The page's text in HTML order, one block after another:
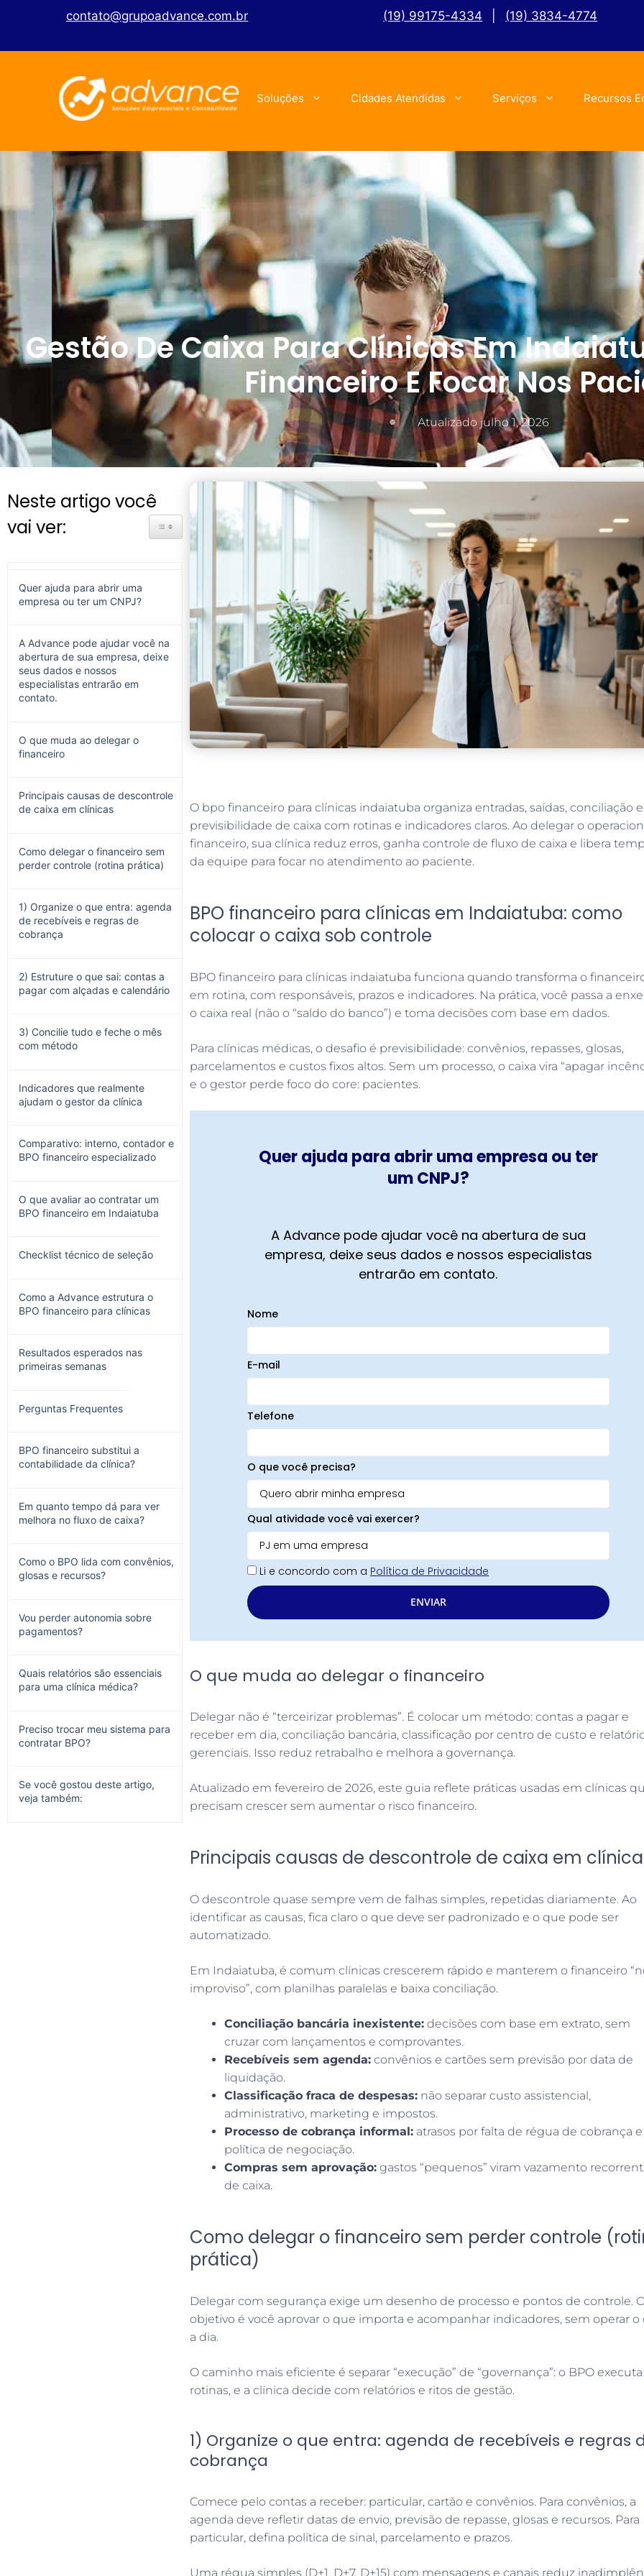
contato@grupoadvance.com.br (19) 99175-4334 (19) 3834-4774
Soluções Cidades Atendidas Serviços Recursos
Gestão De Caixa Para Clínicas Em
Financeiro E Focar Nos
Atualizado julho 1, 2026
Neste artigo você
vai ver:
Toggle Table of Content
Quer ajuda para abrir uma
empresa ou ter um CNPJ?
A Advance pode ajudar você na
abertura de sua empresa, deixe
seus dados e nossos
especialistas entrarão em
contato.
O que muda ao delegar o
financeiro
Principais causas de descontrole
de caixa em clínicas
Como delegar o financeiro sem
perder controle (rotina prática)
1) Organize o que entra: agenda
de recebíveis e regras de
cobrança
2) Estruture o que sai: contas a
pagar com alçadas e calendário
3) Concilie tudo e feche o mês
com método
Indicadores que realmente
ajudam o gestor da clínica
Comparativo: interno, contador e
BPO financeiro especializado
O que avaliar ao contratar um
BPO financeiro em Indaiatuba
Checklist técnico de seleção
Como a Advance estrutura o
BPO financeiro para clínicas
Resultados esperados nas
primeiras semanas
Perguntas Frequentes
BPO financeiro substitui a
contabilidade da clínica?
Em quanto tempo dá para ver
melhora no fluxo de caixa?
Como o BPO lida com convênios,
glosas e recursos?
Vou perder autonomia sobre
pagamentos?
Quais relatórios são essenciais
para uma clínica médica?
Preciso trocar meu sistema para
contratar BPO?
Se você gostou deste artigo,
veja também:
O bpo financeiro para clínicas indaiatuba organiza entradas, saídas, conciliação e
previsibilidade de caixa com rotinas e indicadores claros. Ao delegar o
financeiro, sua clínica reduz erros, ganha controle de fluxo de caixa e libera
da equipe para focar no atendimento ao paciente.
BPO financeiro para clínicas em Indaiatuba: como
colocar o caixa sob controle
BPO financeiro para clínicas indaiatuba funciona quando transforma o
em rotina, com responsáveis, prazos e indicadores. Na prática, você passa a
o caixa real (não o “saldo do banco”) e toma decisões com base em dados.
Para clínicas médicas, o desafio é previsibilidade: convênios, repasses, glosas,
parcelamentos e custos fixos altos. Sem um processo, o caixa vira “apagar
e o gestor perde foco do core: pacientes.
Quer ajuda para abrir uma empresa ou ter
um CNPJ?
A Advance pode ajudar você na abertura de sua
empresa, deixe seus dados e nossos especialistas
entrarão em contato.
Nome
E-mail
Telefone
O que você precisa?
Qual atividade você vai exercer?
Li e concordo com a Política de Privacidade
ENVIAR
O que muda ao delegar o financeiro
Delegar não é “terceirizar problemas”. É colocar um método: contas a pagar e
receber em dia, conciliação bancária, classificação por centro de custo e
gerenciais. Isso reduz retrabalho e melhora a governança.
Atualizado em fevereiro de 2026, este guia reflete práticas usadas em clínicas
precisam crescer sem aumentar o risco financeiro.
Principais causas de descontrole de caixa em
O descontrole quase sempre vem de falhas simples, repetidas diariamente. Ao
identificar as causas, fica claro o que deve ser padronizado e o que pode ser
automatizado.
Em Indaiatuba, é comum clínicas crescerem rápido e manterem o financeiro
improviso”, com planilhas paralelas e baixa conciliação.
Conciliação bancária inexistente: decisões com base em extrato, sem
cruzar com lançamentos e comprovantes.
Recebíveis sem agenda: convênios e cartões sem previsão por data de
liquidação.
Classificação fraca de despesas: não separar custo assistencial,
administrativo, marketing e impostos.
Processo de cobrança informal: atrasos por falta de régua de cobrança e
política de negociação.
Compras sem aprovação: gastos “pequenos” viram vazamento
de caixa.
Como delegar o financeiro sem perder controle
prática)
Delegar com segurança exige um desenho de processo e pontos de controle.
objetivo é você aprovar o que importa e acompanhar indicadores, sem operar o
a dia.
O caminho mais eficiente é separar “execução” de “governança”: o BPO executa
rotinas, e a clínica decide com relatórios e ritos de gestão.
1) Organize o que entra: agenda de recebíveis e regras
cobrança
Comece pelo contas a receber: particular, cartão e convênios. Para convênios, a
agenda deve refletir datas de envio, previsão de repasse, glosas e recursos. Para
particular, defina política de sinal, parcelamento e prazos.
Uma régua simples (D+1, D+7, D+15) com mensagens e canais reduz